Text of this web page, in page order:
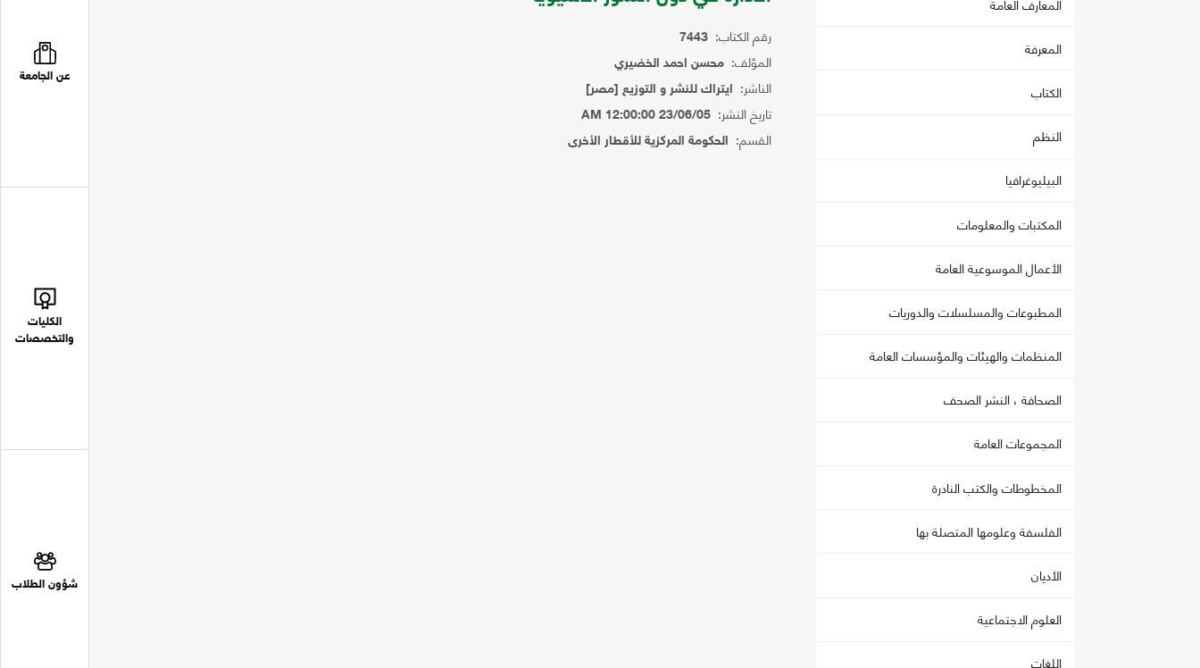
عن الجامعة
الكليات
والتخصصات
شؤون الطلاب
المعرفة
الكتاب
النظم
البيليوغرافيا
المكتبات والمعلومات
الأعمال الموسوعية العامة
المطبوعات والمسلسلات والدوريات
المنظمات والهيئات والمؤسسات العامة
الصحافة ، النشر الصحف
المجموعات العامة
المخطوطات والكتب النادرة
الفلسفة وعلومها المتصلة بها
الأديان
العلوم الاجتماعية
اللغات
رقم الكتاب: 7443
المؤلف: محسن احمد الخضيري
الناشر: ايتراك للنشر و التوزيع [مصر]
تاريخ النشر: 23/06/05 12:00:00 AM
القسم: الحكومة المركزية للأقطار الأخرى